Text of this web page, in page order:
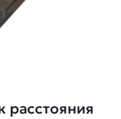
расстояния